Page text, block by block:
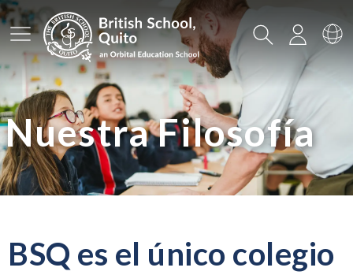
Menú principal BuscarIniciar
Nuestra Filosofía
BSQ es el único colegio